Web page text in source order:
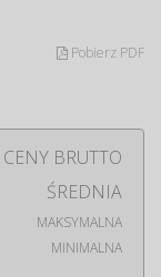
Pobierz PDF
CENY BRUTTO
ŚREDNIA
MAKSYMALNA
MINIMALNA